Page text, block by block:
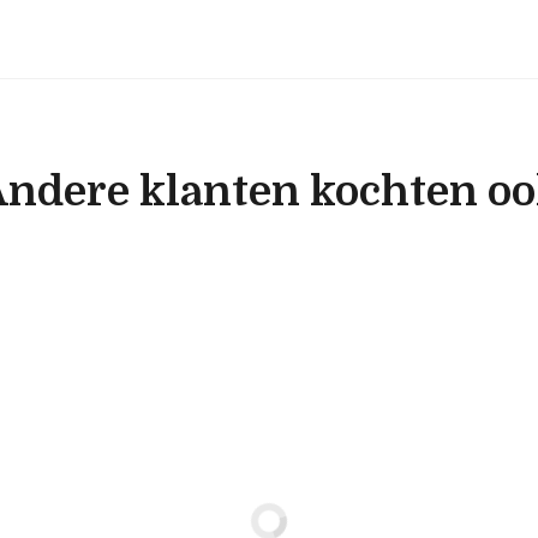
klanten kochten